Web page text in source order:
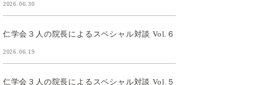
2026.06.30
仁学会３人の院長によるスペシャル対談 Vol.６
2026.06.19
仁学会３人の院長によるスペシャル対談 Vol.５